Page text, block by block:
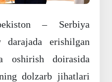
– Serbiya
darajada erishilgan
oshirish doirasida
dolzarb jihatlari